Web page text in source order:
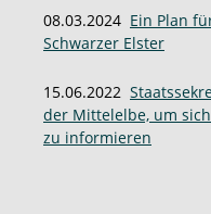
08.03.2024 Ein Plan
Schwarzer Elster
15.06.2022
der Mittelelbe, um
zu informieren